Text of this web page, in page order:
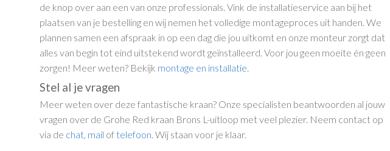
de knop over aan een van onze professionals. Vink de installatieservice aan bij het
plaatsen van je bestelling en wij nemen het volledige montageproces uit handen. We
plannen samen een afspraak in op een dag die jou uitkomt en onze monteur zorgt dat
alles van begin tot eind uitstekend wordt geïnstalleerd. Voor jou geen moeite én geen
zorgen! Meer weten? Bekijk montage en installatie
Stel al je vragen
Meer weten over deze fantastische kraan? Onze specialisten beantwoorden al jouw
vragen over de Grohe Red kraan Brons L-uitloop met veel plezier. Neem contact op
via de chat, mail oftelefoon. Wij staan voor je klaar.